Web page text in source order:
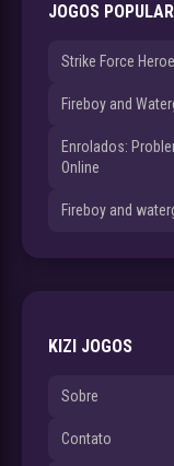
JOGOS
Strike Force
Fireboy and
Enrolados:
Online
Fireboy and
KIZI JOGOS
Sobre
Contato